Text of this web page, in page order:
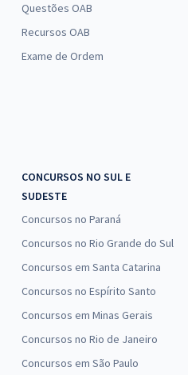
Questões OAB
Recursos OAB
Exame de Ordem
CONCURSOS NO SUL E
SUDESTE
Concursos no Paraná
Concursos no Rio Grande do Sul
Concursos em Santa Catarina
Concursos no Espírito Santo
Concursos em Minas Gerais
Concursos no Rio de Janeiro
Concursos em São Paulo